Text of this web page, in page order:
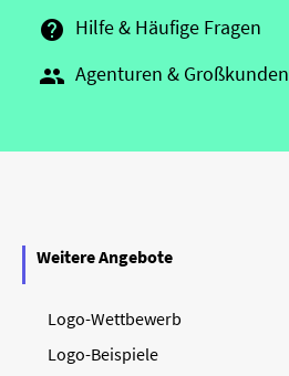
 Hilfe & Häufige Fragen
 Agenturen & Großkunden
Weitere Angebote
Logo-Wettbewerb
Logo-Beispiele